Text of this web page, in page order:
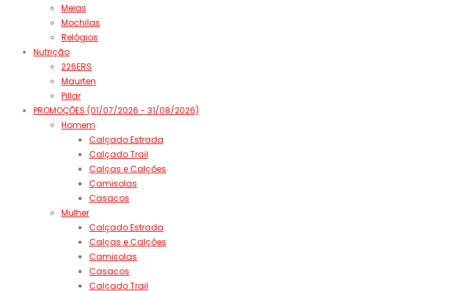
Meias
Mochilas
Relógios
Nutrição
226ERS
Maurten
Pillar
PROMOÇÕES (01/07/2026 - 31/08/2026)
Homem
Calçado Estrada
Calçado Trail
Calças e Calções
Camisolas
Casacos
Mulher
Calçado Estrada
Calças e Calções
Camisolas
Casacos
Calçado Trail